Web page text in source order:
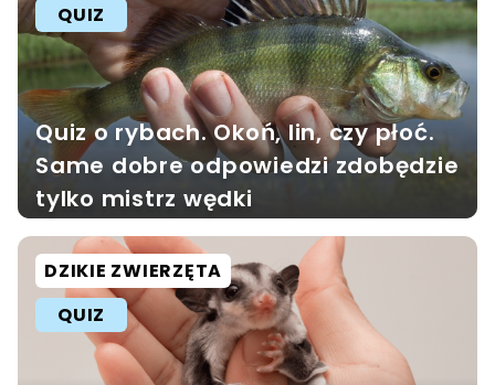
QUIZ
Quiz o rybach. Okoń, lin, czy płoć.
Same dobre odpowiedzi zdobędzie
tylko mistrz wędki
DZIKIE ZWIERZĘTA
QUIZ